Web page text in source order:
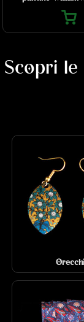
Orange Irises (in
Scopri